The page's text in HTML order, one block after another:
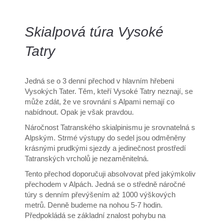
Skialpová túra Vysoké
Tatry
Jedná se o 3 denní přechod v hlavním hřebeni
Vysokých Tater. Těm, kteří Vysoké Tatry neznají, se
může zdát, že ve srovnání s Alpami nemají co
nabídnout. Opak je však pravdou.
Náročnost Tatranského skialpinismu je srovnatelná s
Alpským. Strmé výstupy do sedel jsou odměněny
krásnými prudkými sjezdy a jedinečnost prostředí
Tatranských vrcholů je nezaměnitelná.
Tento přechod doporučuji absolvovat před jakýmkoliv
přechodem v Alpách. Jedná se o středně náročné
túry s denním převýšením až 1000 výškových
metrů. Denně budeme na nohou 5-7 hodin.
Předpokládá se základní znalost pohybu na